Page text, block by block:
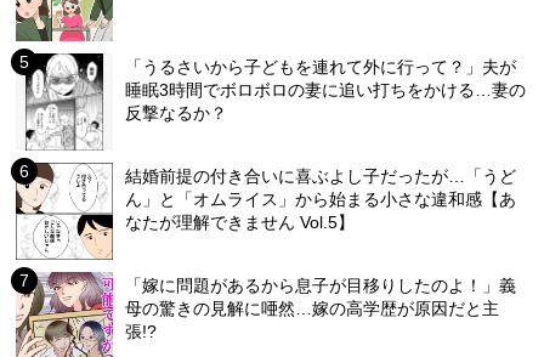
「うるさいから子どもを連れて外に行って？」夫が
睡眠3時間でボロボロの妻に追い打ちをかける…妻の
反撃なるか？
結婚前提の付き合いに喜ぶよし子だったが…「うど
ん」と「オムライス」から始まる小さな違和感【あ
なたが理解できません Vol.5】
「嫁に問題があるから息子が目移りしたのよ！」義
母の驚きの見解に唖然…嫁の高学歴が原因だと主
張!?